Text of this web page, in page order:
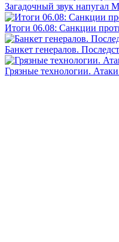
Загадочный звук напугал
Итоги 06.08: Санкции
Банкет генералов.
Грязные технологии.